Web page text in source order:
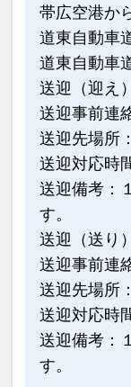
帯広空港か
道東自動車
道東自動車
送迎（迎え
送迎事前連
送迎先場所
送迎対応時
送迎備考：
す。
送迎（送り
送迎事前連
送迎先場所
送迎対応時
送迎備考：
す。